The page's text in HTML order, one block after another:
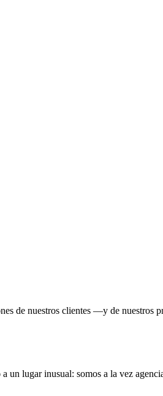
de nuestros clientes —y de nuestros
lugar inusual: somos a la vez